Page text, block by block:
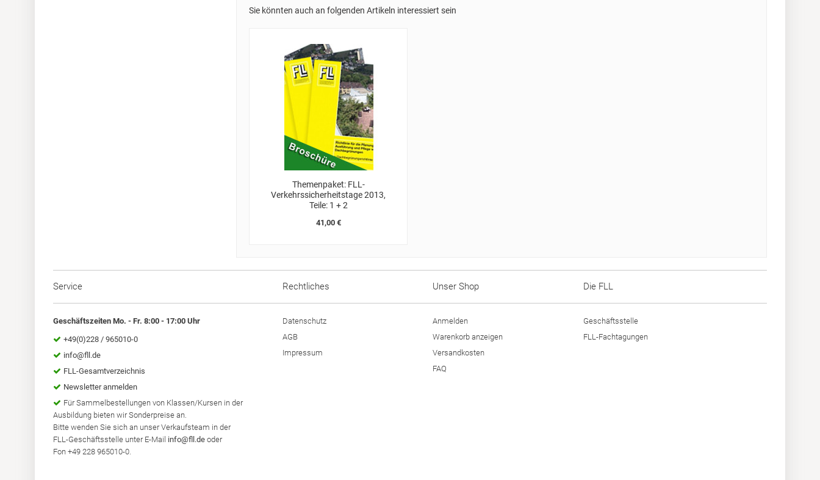
Sie könnten auch an folgenden Artikeln interessiert sein
Themenpaket: FLL-
Verkehrssicherheitstage 2013,
Teile: 1 + 2
41,00 €
Service
Geschäftszeiten Mo. - Fr. 8:00 - 17:00 Uhr
+49(0)228 / 965010-0
info@fll.de
FLL-Gesamtverzeichnis
Newsletter anmelden
Für Sammelbestellungen von Klassen/Kursen in der
Ausbildung bieten wir Sonderpreise an.
Bitte wenden Sie sich an unser Verkaufsteam in der
FLL-Geschäftsstelle unter E-Mail info@fll.de oder
Fon +49 228 965010-0.
Rechtliches
Datenschutz
AGB
Impressum
Unser Shop
Anmelden
Warenkorb anzeigen
Versandkosten
FAQ
Die FLL
Geschäftsstelle
FLL-Fachtagungen